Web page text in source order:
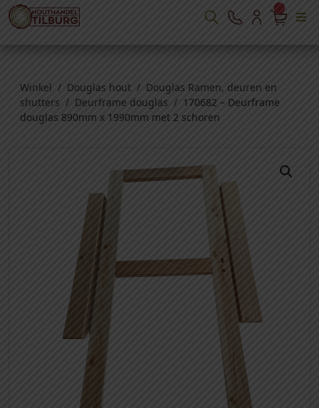
Winkel / Douglas hout / Douglas Ramen, deuren en
shutters / Deurframe douglas / 170682 – Deurframe
douglas 890mm x 1990mm met 2 schoren